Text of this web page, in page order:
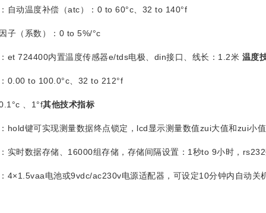
动温度补偿（atc）：0 to 60°c、32 to 140°f
（系数）：0 to 5%/°c
724400内置温度传感器e/tds电极、din接口、线长：1.2米 温度
0.00 to 100.0°c、32 to 212°f
、1°f其他技术指标
键可实现测量数据终点锁定，lcd显示测量数值zui大值和zui小值
数据存储、16000组存储，存储间隔设置：1秒to 9小时，rs232
电池或9vdc/ac230v电源适配器，可设定10分钟内自动关